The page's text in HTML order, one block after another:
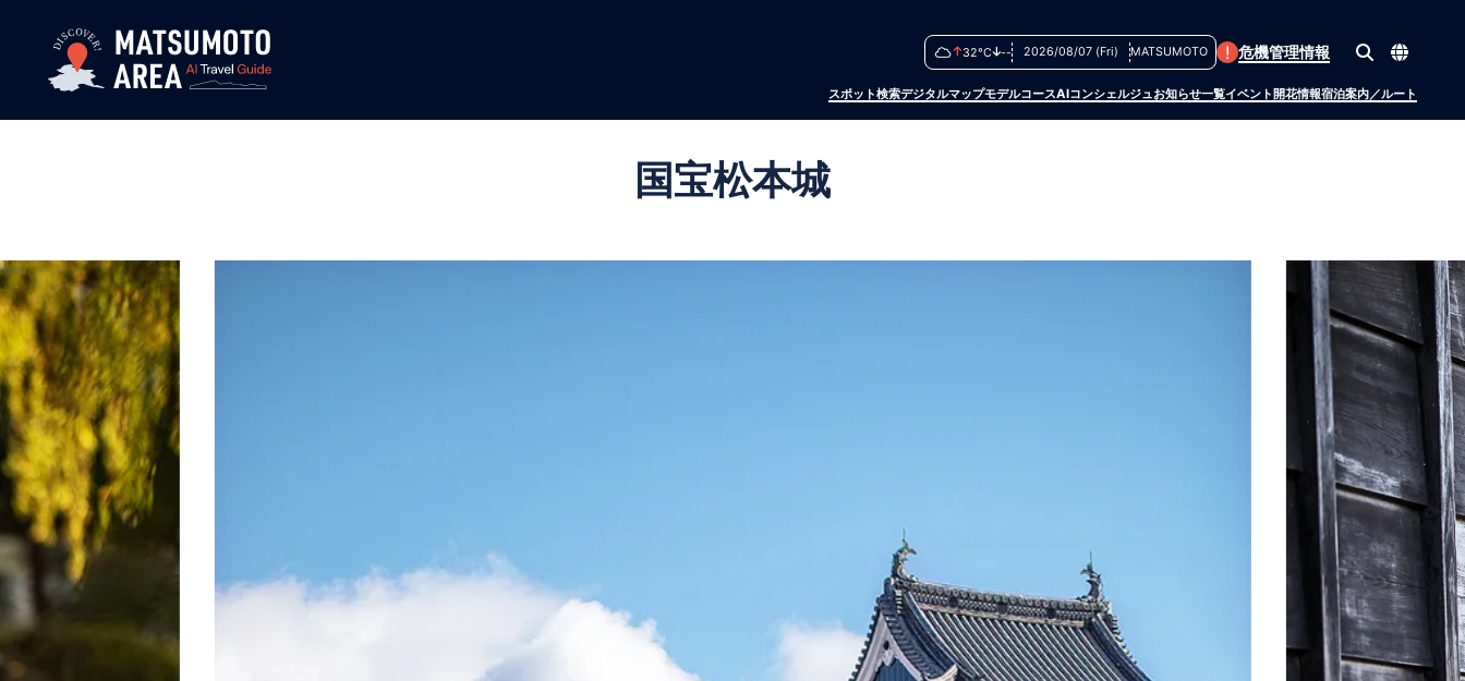
スポット検索デジタルマップモデルコースAIコンシェルジュお知らせ一覧イベント 開花情報宿泊案内／ルート
32°C -- 2026/08/07 (Fri) MATSUMOTO ! 危機管理情報
国宝松本城